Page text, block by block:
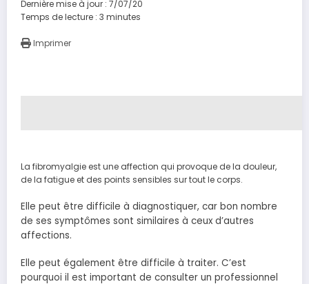
Dernière mise à jour : 7/07/20
Temps de lecture : 3 minutes
Imprimer
La fibromyalgie est une affection qui provoque de la douleur,
de la fatigue et des points sensibles sur tout le corps.
Elle peut être difficile à diagnostiquer, car bon nombre
de ses symptômes sont similaires à ceux d’autres
affections.
Elle peut également être difficile à traiter. C’est
pourquoi il est important de consulter un professionnel